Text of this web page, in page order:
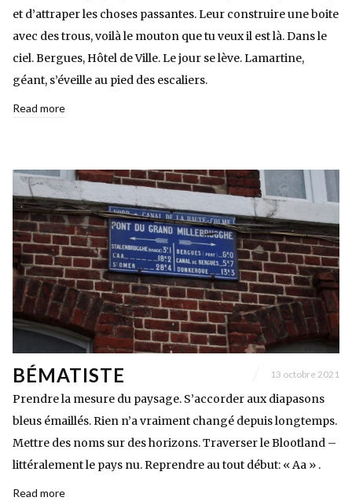
et d’attraper les choses passantes. Leur construire une boite
avec des trous, voilà le mouton que tu veux il est là. Dans le
ciel. Bergues, Hôtel de Ville. Le jour se lève. Lamartine,
géant, s’éveille au pied des escaliers.
Read more
BÉMATISTE 13 octobre 2021
Prendre la mesure du paysage. S’accorder aux diapasons
bleus émaillés. Rien n’a vraiment changé depuis longtemps.
Mettre des noms sur des horizons. Traverser le Blootland –
littéralement le pays nu. Reprendre au tout début: « Aa » .
Read more